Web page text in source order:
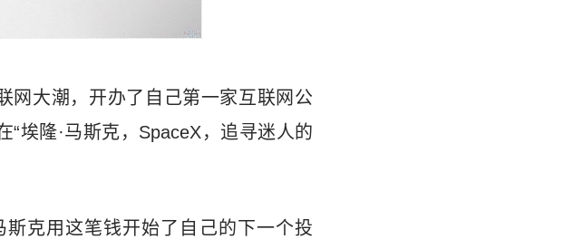
网大潮，开办了自己第一家互联网公
埃隆·马斯克，SpaceX，追寻迷人的
克用这笔钱开始了自己的下一个投